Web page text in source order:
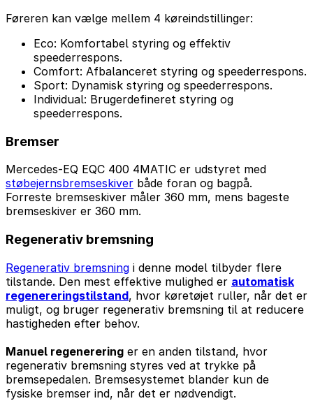
Føreren kan vælge mellem 4 køreindstillinger:
Eco: Komfortabel styring og effektiv
speederrespons.
Comfort: Afbalanceret styring og speederrespons.
Sport: Dynamisk styring og speederrespons.
Individual: Brugerdefineret styring og
speederrespons.
Bremser
Mercedes-EQ EQC 400 4MATIC er udstyret med
støbejernsbremseskiver både foran og bagpå.
Forreste bremseskiver måler 360 mm, mens bageste
bremseskiver er 360 mm.
Regenerativ bremsning
Regenerativ bremsning i denne model tilbyder flere
tilstande. Den mest effektive mulighed er automatisk
regenereringstilstand, hvor køretøjet ruller, når det er
muligt, og bruger regenerativ bremsning til at reducere
hastigheden efter behov.
Manuel regenerering er en anden tilstand, hvor
regenerativ bremsning styres ved at trykke på
bremsepedalen. Bremsesystemet blander kun de
fysiske bremser ind, når det er nødvendigt.